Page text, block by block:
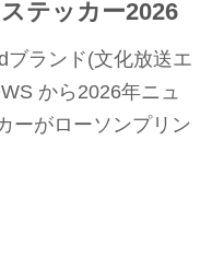
テッカー2026
ブランド(文化放送エ
から2026年ニュ
ーがローソンプリン